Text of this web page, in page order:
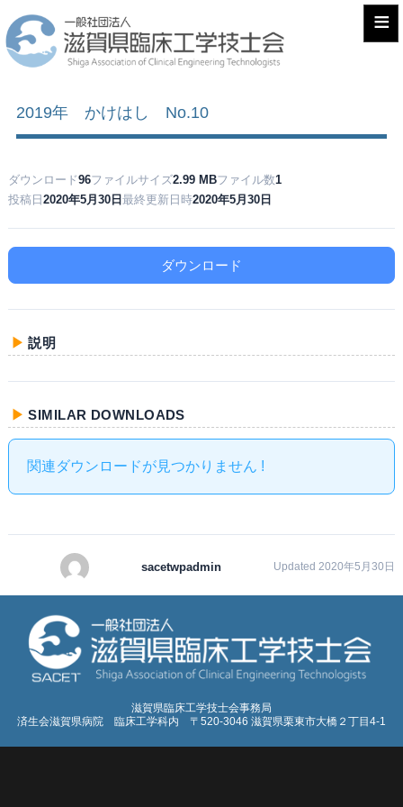
≡
2019年 かけはし No.10
ダウンロード96ファイルサイズ2.99 MBファイル数1
投稿日2020年5月30日最終更新日時2020年5月30日
ダウンロード
説明
SIMILAR DOWNLOADS
関連ダウンロードが見つかりません !
sacetwpadmin Updated 2020年5月30日
滋賀県臨床工学技士会事務局
済生会滋賀県病院 臨床工学科内 〒520-3046 滋賀県栗東市大橋２丁目4-1